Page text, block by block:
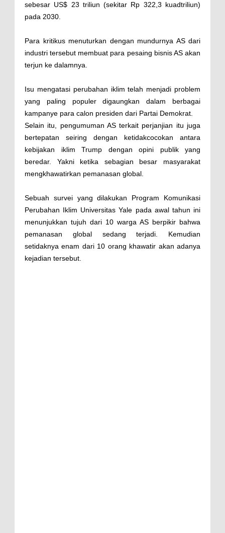
sebesar US$ 23 triliun (sekitar Rp 322,3 kuadtriliun)
pada 2030.
Para kritikus menuturkan dengan mundurnya AS dari
industri tersebut membuat para pesaing bisnis AS akan
terjun ke dalamnya.
Isu mengatasi perubahan iklim telah menjadi problem
yang paling populer digaungkan dalam berbagai
kampanye para calon presiden dari Partai Demokrat.
Selain itu, pengumuman AS terkait perjanjian itu juga
bertepatan seiring dengan ketidakcocokan antara
kebijakan iklim Trump dengan opini publik yang
beredar. Yakni ketika sebagian besar masyarakat
mengkhawatirkan pemanasan global.
Sebuah survei yang dilakukan Program Komunikasi
Perubahan Iklim Universitas Yale pada awal tahun ini
menunjukkan tujuh dari 10 warga AS berpikir bahwa
pemanasan global sedang terjadi. Kemudian
setidaknya enam dari 10 orang khawatir akan adanya
kejadian tersebut.